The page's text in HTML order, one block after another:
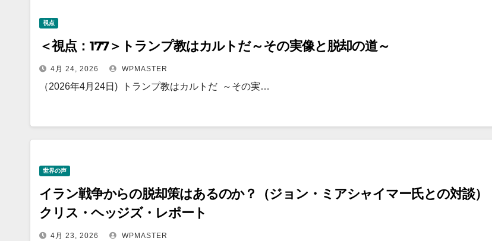
視点
＜視点：177＞トランプ教はカルトだ～その実像と脱却の道～
4月 24, 2026 WPMASTER
（2026年4月24日) トランプ教はカルトだ ～その実…
世界の声
イラン戦争からの脱却策はあるのか？（ジョン・ミアシャイマー氏との対談）｜
クリス・ヘッジズ・レポート
4月 23, 2026 WPMASTER